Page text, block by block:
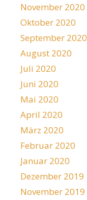
November 2020
Oktober 2020
September 2020
August 2020
Juli 2020
Juni 2020
Mai 2020
April 2020
März 2020
Februar 2020
Januar 2020
Dezember 2019
November 2019